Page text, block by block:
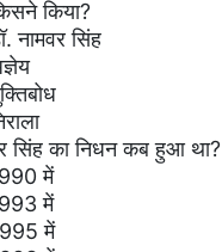
किया?
नामवर सिंह
सिंह का निधन कब हुआ था?
में
में
में